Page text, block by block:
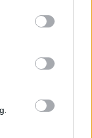
beszélgettünk.
a